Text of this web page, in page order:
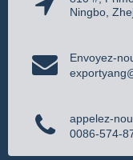
Ningbo,
Envoyez-
appelez-
0086-574-